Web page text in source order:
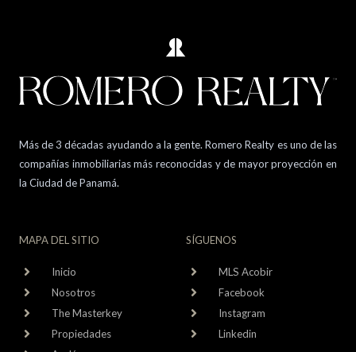
Más de 3 décadas ayudando a la gente. Romero Realty es uno de las
compañías inmobiliarias más reconocidas y de mayor proyección en
la Ciudad de Panamá.
MAPA DEL SITIO
Inicio
Nosotros
The Masterkey
Propiedades
SÍGUENOS
MLS Acobir
Facebook
Instagram
Linkedin